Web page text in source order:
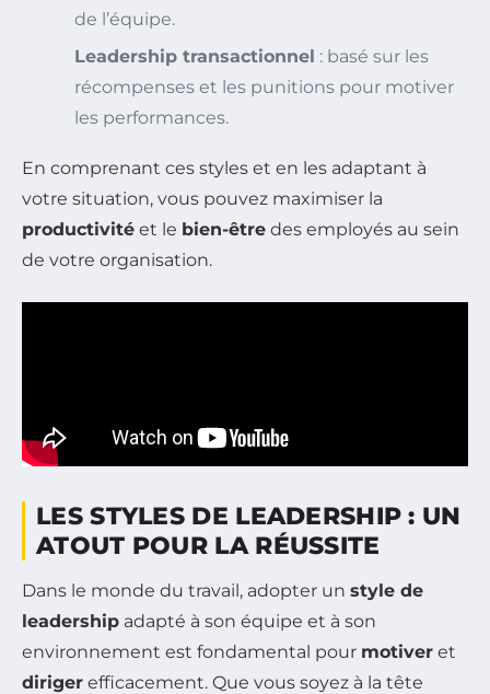
de l’équipe.
Leadership transactionnel : basé sur les
récompenses et les punitions pour motiver
les performances.
En comprenant ces styles et en les adaptant à
votre situation, vous pouvez maximiser la
productivité et le bien-être des employés au sein
de votre organisation.
LES STYLES DE LEADERSHIP : UN
ATOUT POUR LA RÉUSSITE
Dans le monde du travail, adopter un style de
leadership adapté à son équipe et à son
environnement est fondamental pour motiver et
diriger efficacement. Que vous soyez à la tête